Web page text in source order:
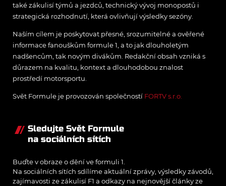
také zákulisí týmů a jezdců, technický vývoj monopostů i
strategická rozhodnutí, která ovlivňují výsledky sezóny.
Naším cílem je poskytovat přesné, srozumitelné a ověřené
informace fanouškům formule 1, a to jak dlouholetým
nadšencům, tak novým divákům. Redakční obsah vzniká s
důrazem na kvalitu, kontext a dlouhodobou znalost
prostředí motorsportu.
Svět Formule je provozován společností FORTV s.r.o.
Sledujte Svět Formule
na sociálních sítích
Buďte v obraze o dění ve formuli 1.
Na sociálních sítích sdílíme aktuální zprávy, výsledky závodů,
zajímavosti ze zákulisí F1 a odkazy na nejnovější články ze